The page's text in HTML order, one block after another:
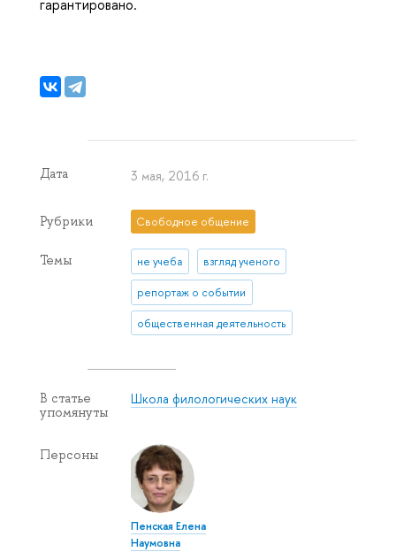
гарантировано.
Дата 3 мая, 2016 г.
Рубрики Свободное общение
Темы не учеба взгляд ученого
репортаж о событии
общественная деятельность
В статье
упомянуты
Школа филологических наук
Персоны
Пенская Елена
Наумовна